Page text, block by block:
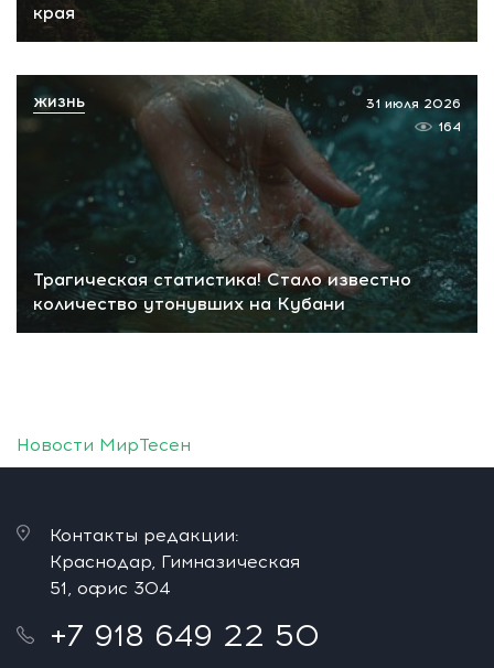
края
Трагическая статистика! Стало известно
количество утонувших на Кубани
31 июля 2026
164
ЖИЗНЬ
Новости МирТесен
Контакты редакции:
Краснодар, Гимназическая
51, офис 304
+7 918 649 22 50